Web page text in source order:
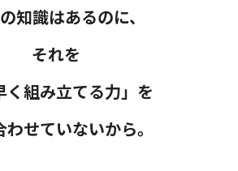
知識はあるのに、
それを
く組み立てる力」を
せていないから。